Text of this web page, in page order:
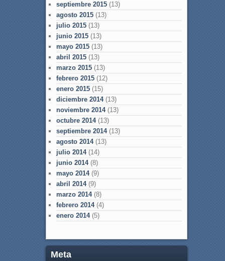
septiembre 2015(13)
agosto 2015(13)
julio 2015(13)
junio 2015(13)
mayo 2015(13)
abril 2015(13)
marzo 2015(13)
febrero 2015(12)
enero 2015(15)
diciembre 2014(13)
noviembre 2014(13)
octubre 2014(13)
septiembre 2014(13)
agosto 2014(13)
julio 2014(14)
junio 2014(8)
mayo 2014(9)
abril 2014(9)
marzo 2014(8)
febrero 2014(4)
enero 2014(5)
Meta